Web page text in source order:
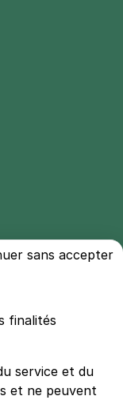
sans accepter
finalités
service et du
et ne peuvent